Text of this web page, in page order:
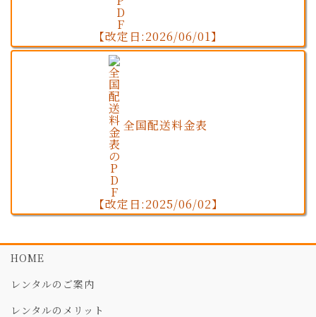
【改定日:2026/06/01】
全国配送料金表
【改定日:2025/06/02】
HOME
レンタルのご案内
レンタルのメリット